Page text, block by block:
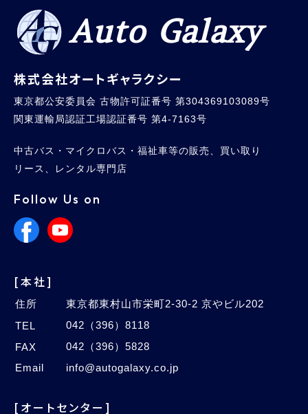
Auto Galaxy
株式会社オートギャラクシー
東京都公安委員会 古物許可証番号 第304369103089号
関東運輸局認証工場認証番号 第4-7163号
中古バス・マイクロバス・福祉車等の販売、買い取り
リース、レンタル専門店
Follow Us on
[本社]
住所
東京都東村山市栄町2-30-2 京やビル202
TEL
042（396）8118
FAX
042（396）5828
Email
info@autogalaxy.co.jp
[オートセンター]